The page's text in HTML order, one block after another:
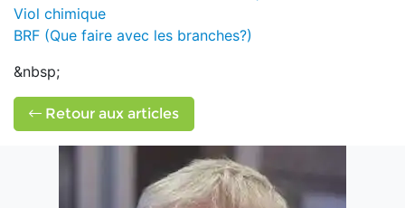
Viol chimique
BRF (Que faire avec les branches?)
&nbsp;
Retour aux articles